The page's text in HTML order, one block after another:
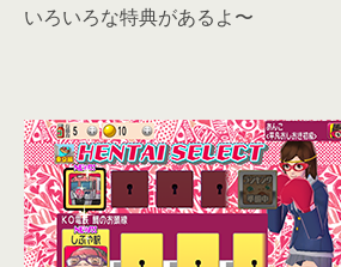
いろいろな特典があるよ〜